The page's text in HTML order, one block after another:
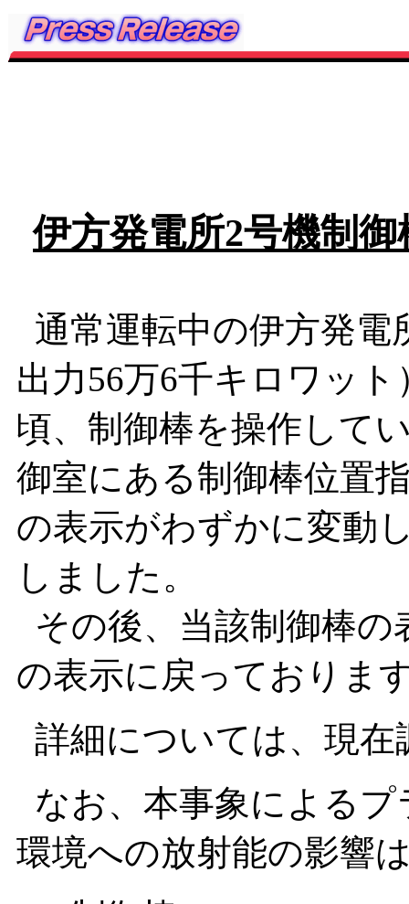
伊方発電所2号機制
通常運転中の伊方発
出力56万6千キロワッ
頃、制御棒を操作して
御室にある制御棒位置
の表示がわずかに変動
しました。
その後、当該制御棒
の表示に戻っておりま
詳細については、現在
なお、本事象による
環境への放射能の影響